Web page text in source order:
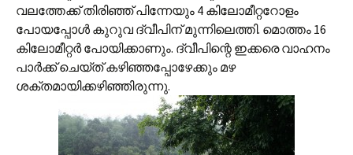
വലത്തേക്ക് തിരിഞ്ഞ് പിന്നേയും 4 കിലോമീറ്ററോളം
പോയപ്പോള്‍ കുറുവ ദ്വീപിന് മുന്നിലെത്തി. മൊത്തം 16
കിലോമീറ്റര്‍ പോയിക്കാണും. ദ്വീപിന്റെ ഇക്കരെ വാഹനം
പാര്‍ക്ക് ചെയ്ത് കഴിഞ്ഞപ്പോഴേക്കും മഴ
ശക്തമായിക്കഴിഞ്ഞിരുന്നു.